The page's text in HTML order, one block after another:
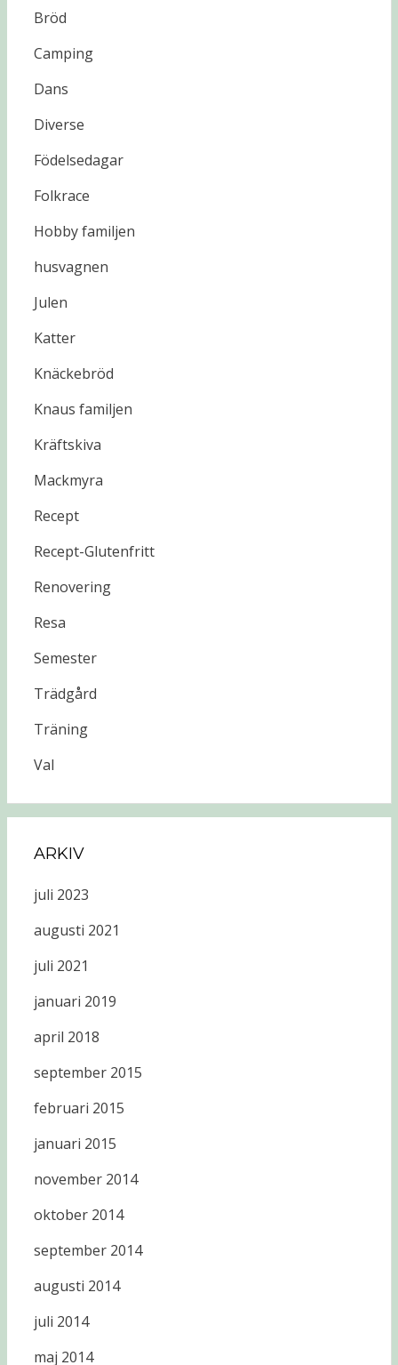
Bröd
Camping
Dans
Diverse
Födelsedagar
Folkrace
Hobby familjen
husvagnen
Julen
Katter
Knäckebröd
Knaus familjen
Kräftskiva
Mackmyra
Recept
Recept-Glutenfritt
Renovering
Resa
Semester
Trädgård
Träning
Val
ARKIV
juli 2023
augusti 2021
juli 2021
januari 2019
april 2018
september 2015
februari 2015
januari 2015
november 2014
oktober 2014
september 2014
augusti 2014
juli 2014
maj 2014